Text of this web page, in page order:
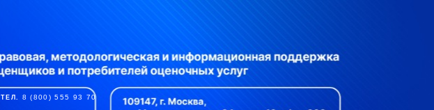
ТЕЛ. 8 (800) 555 93 70